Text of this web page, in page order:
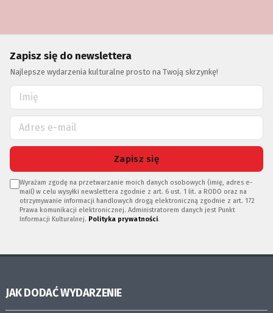
Zapisz się do newslettera
Najlepsze wydarzenia kulturalne prosto na Twoją skrzynkę!
Zapisz się
Wyrażam zgodę na przetwarzanie moich danych osobowych (imię, adres e-
mail) w celu wysyłki newslettera zgodnie z art. 6 ust. 1 lit. a RODO oraz na
otrzymywanie informacji handlowych drogą elektroniczną zgodnie z art. 172
Prawa komunikacji elektronicznej. Administratorem danych jest Punkt
Informacji Kulturalnej. Polityka prywatności.
JAK DODAĆ WYDARZENIE